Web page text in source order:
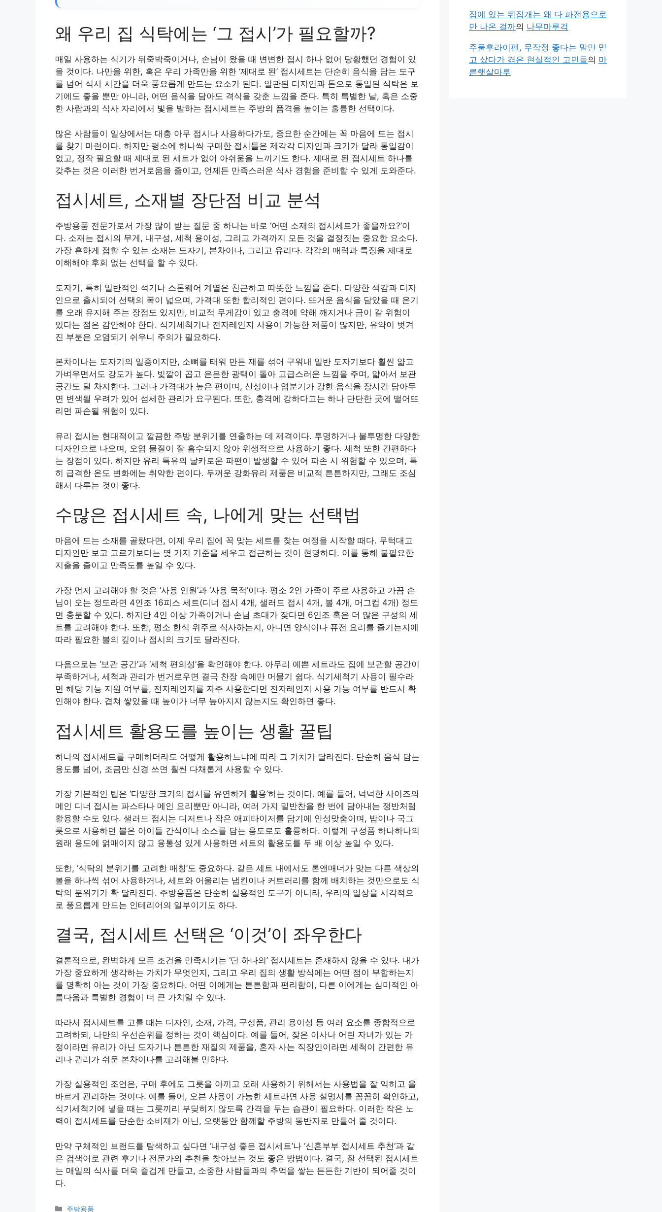
왜 우리 집 식탁에는 ‘그 접시’가 필요할까?
매일 사용하는 식기가 뒤죽박죽이거나, 손님이 왔을 때 변변한 접시 하나 없어 당황했던 경험이 있
을 것이다. 나만을 위한, 혹은 우리 가족만을 위한 ‘제대로 된’ 접시세트는 단순히 음식을 담는 도구
를 넘어 식사 시간을 더욱 풍요롭게 만드는 요소가 된다. 일관된 디자인과 톤으로 통일된 식탁은 보
기에도 좋을 뿐만 아니라, 어떤 음식을 담아도 격식을 갖춘 느낌을 준다. 특히 특별한 날, 혹은 소중
한 사람과의 식사 자리에서 빛을 발하는 접시세트는 주방의 품격을 높이는 훌륭한 선택이다.
많은 사람들이 일상에서는 대충 아무 접시나 사용하다가도, 중요한 순간에는 꼭 마음에 드는 접시
를 찾기 마련이다. 하지만 평소에 하나씩 구매한 접시들은 제각각 디자인과 크기가 달라 통일감이
없고, 정작 필요할 때 제대로 된 세트가 없어 아쉬움을 느끼기도 한다. 제대로 된 접시세트 하나를
갖추는 것은 이러한 번거로움을 줄이고, 언제든 만족스러운 식사 경험을 준비할 수 있게 도와준다.
접시세트, 소재별 장단점 비교 분석
주방용품 전문가로서 가장 많이 받는 질문 중 하나는 바로 ‘어떤 소재의 접시세트가 좋을까요?’이
다. 소재는 접시의 무게, 내구성, 세척 용이성, 그리고 가격까지 모든 것을 결정짓는 중요한 요소다.
가장 흔하게 접할 수 있는 소재는 도자기, 본차이나, 그리고 유리다. 각각의 매력과 특징을 제대로
이해해야 후회 없는 선택을 할 수 있다.
도자기, 특히 일반적인 석기나 스톤웨어 계열은 친근하고 따뜻한 느낌을 준다. 다양한 색감과 디자
인으로 출시되어 선택의 폭이 넓으며, 가격대 또한 합리적인 편이다. 뜨거운 음식을 담았을 때 온기
를 오래 유지해 주는 장점도 있지만, 비교적 무게감이 있고 충격에 약해 깨지거나 금이 갈 위험이
있다는 점은 감안해야 한다. 식기세척기나 전자레인지 사용이 가능한 제품이 많지만, 유약이 벗겨
진 부분은 오염되기 쉬우니 주의가 필요하다.
본차이나는 도자기의 일종이지만, 소뼈를 태워 만든 재를 섞어 구워내 일반 도자기보다 훨씬 얇고
가벼우면서도 강도가 높다. 빛깔이 곱고 은은한 광택이 돌아 고급스러운 느낌을 주며, 얇아서 보관
공간도 덜 차지한다. 그러나 가격대가 높은 편이며, 산성이나 염분기가 강한 음식을 장시간 담아두
면 변색될 우려가 있어 섬세한 관리가 요구된다. 또한, 충격에 강하다고는 하나 단단한 곳에 떨어뜨
리면 파손될 위험이 있다.
유리 접시는 현대적이고 깔끔한 주방 분위기를 연출하는 데 제격이다. 투명하거나 불투명한 다양한
디자인으로 나오며, 오염 물질이 잘 흡수되지 않아 위생적으로 사용하기 좋다. 세척 또한 간편하다
는 장점이 있다. 하지만 유리 특유의 날카로운 파편이 발생할 수 있어 파손 시 위험할 수 있으며, 특
히 급격한 온도 변화에는 취약한 편이다. 두꺼운 강화유리 제품은 비교적 튼튼하지만, 그래도 조심
해서 다루는 것이 좋다.
수많은 접시세트 속, 나에게 맞는 선택법
마음에 드는 소재를 골랐다면, 이제 우리 집에 꼭 맞는 세트를 찾는 여정을 시작할 때다. 무턱대고
디자인만 보고 고르기보다는 몇 가지 기준을 세우고 접근하는 것이 현명하다. 이를 통해 불필요한
지출을 줄이고 만족도를 높일 수 있다.
가장 먼저 고려해야 할 것은 ‘사용 인원’과 ‘사용 목적’이다. 평소 2인 가족이 주로 사용하고 가끔 손
님이 오는 정도라면 4인조 16피스 세트(디너 접시 4개, 샐러드 접시 4개, 볼 4개, 머그컵 4개) 정도
면 충분할 수 있다. 하지만 4인 이상 가족이거나 손님 초대가 잦다면 6인조 혹은 더 많은 구성의 세
트를 고려해야 한다. 또한, 평소 한식 위주로 식사하는지, 아니면 양식이나 퓨전 요리를 즐기는지에
따라 필요한 볼의 깊이나 접시의 크기도 달라진다.
다음으로는 ‘보관 공간’과 ‘세척 편의성’을 확인해야 한다. 아무리 예쁜 세트라도 집에 보관할 공간이
부족하거나, 세척과 관리가 번거로우면 결국 찬장 속에만 머물기 쉽다. 식기세척기 사용이 필수라
면 해당 기능 지원 여부를, 전자레인지를 자주 사용한다면 전자레인지 사용 가능 여부를 반드시 확
인해야 한다. 겹쳐 쌓았을 때 높이가 너무 높아지지 않는지도 확인하면 좋다.
접시세트 활용도를 높이는 생활 꿀팁
하나의 접시세트를 구매하더라도 어떻게 활용하느냐에 따라 그 가치가 달라진다. 단순히 음식 담는
용도를 넘어, 조금만 신경 쓰면 훨씬 다채롭게 사용할 수 있다.
가장 기본적인 팁은 ‘다양한 크기의 접시를 유연하게 활용’하는 것이다. 예를 들어, 넉넉한 사이즈의
메인 디너 접시는 파스타나 메인 요리뿐만 아니라, 여러 가지 밑반찬을 한 번에 담아내는 쟁반처럼
활용할 수도 있다. 샐러드 접시는 디저트나 작은 애피타이저를 담기에 안성맞춤이며, 밥이나 국그
릇으로 사용하던 볼은 아이들 간식이나 소스를 담는 용도로도 훌륭하다. 이렇게 구성품 하나하나의
원래 용도에 얽매이지 않고 융통성 있게 사용하면 세트의 활용도를 두 배 이상 높일 수 있다.
또한, ‘식탁의 분위기를 고려한 매칭’도 중요하다. 같은 세트 내에서도 톤앤매너가 맞는 다른 색상의
볼을 하나씩 섞어 사용하거나, 세트와 어울리는 냅킨이나 커트러리를 함께 배치하는 것만으로도 식
탁의 분위기가 확 달라진다. 주방용품은 단순히 실용적인 도구가 아니라, 우리의 일상을 시각적으
로 풍요롭게 만드는 인테리어의 일부이기도 하다.
결국, 접시세트 선택은 ‘이것’이 좌우한다
결론적으로, 완벽하게 모든 조건을 만족시키는 ‘단 하나의’ 접시세트는 존재하지 않을 수 있다. 내가
가장 중요하게 생각하는 가치가 무엇인지, 그리고 우리 집의 생활 방식에는 어떤 점이 부합하는지
를 명확히 아는 것이 가장 중요하다. 어떤 이에게는 튼튼함과 편리함이, 다른 이에게는 심미적인 아
름다움과 특별한 경험이 더 큰 가치일 수 있다.
따라서 접시세트를 고를 때는 디자인, 소재, 가격, 구성품, 관리 용이성 등 여러 요소를 종합적으로
고려하되, 나만의 우선순위를 정하는 것이 핵심이다. 예를 들어, 잦은 이사나 어린 자녀가 있는 가
정이라면 유리가 아닌 도자기나 튼튼한 재질의 제품을, 혼자 사는 직장인이라면 세척이 간편한 유
리나 관리가 쉬운 본차이나를 고려해볼 만하다.
가장 실용적인 조언은, 구매 후에도 그릇을 아끼고 오래 사용하기 위해서는 사용법을 잘 익히고 올
바르게 관리하는 것이다. 예를 들어, 오븐 사용이 가능한 세트라면 사용 설명서를 꼼꼼히 확인하고,
식기세척기에 넣을 때는 그릇끼리 부딪히지 않도록 간격을 두는 습관이 필요하다. 이러한 작은 노
력이 접시세트를 단순한 소비재가 아닌, 오랫동안 함께할 주방의 동반자로 만들어 줄 것이다.
만약 구체적인 브랜드를 탐색하고 싶다면 ‘내구성 좋은 접시세트’나 ‘신혼부부 접시세트 추천’과 같
은 검색어로 관련 후기나 전문가의 추천을 찾아보는 것도 좋은 방법이다. 결국, 잘 선택된 접시세트
는 매일의 식사를 더욱 즐겁게 만들고, 소중한 사람들과의 추억을 쌓는 든든한 기반이 되어줄 것이
다.
카
주방용품
집에 있는 뒤집개는 왜 다 파전용으로
만 나온 걸까의 나무마루걱
주물후라이팬, 무작정 좋다는 말만 믿
고 샀다가 겪은 현실적인 고민들의 마
른햇살마루